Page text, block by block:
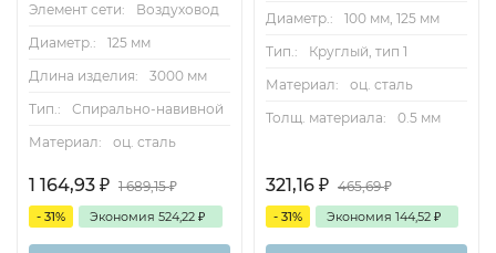
Элемент сети:
Воздуховод
Диаметр.:
125 мм
Длина изделия:
3000 мм
Тип.:
Спирально-навивной
Материал:
оц. сталь
1 164,93 ₽ 1 689,15₽
- 31% Экономия 524,22 ₽
Диаметр.:
100 мм, 125 мм
Тип.:
Круглый, тип 1
Материал:
оц. сталь
Толщ. материала:
0.5 мм
321,16 ₽ 465,69₽
- 31% Экономия 144,52 ₽